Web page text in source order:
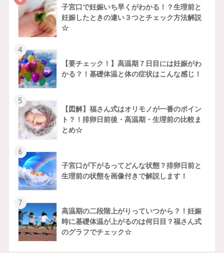
子宮口で妊娠いち早くがわかる！？生理前と
妊娠したときの違い３つとチェック方法解説
☆
4
【要チェック！】高温期７日目には妊娠がわ
かる？！基礎体温と体の症状はこんな感じ！
5
【図解】福さん式はオリモノが一番のポイン
ト？！排卵日前後・高温期・生理前の比較ま
とめ☆
6
子宮口が下がるってどんな状態？排卵日前と
生理前の状態を画像付きで解説します！
7
高温期の二段階上がりっていつから？！妊娠
時に基礎体温が上がるのは何日目？福さん式
のグラフでチェック☆